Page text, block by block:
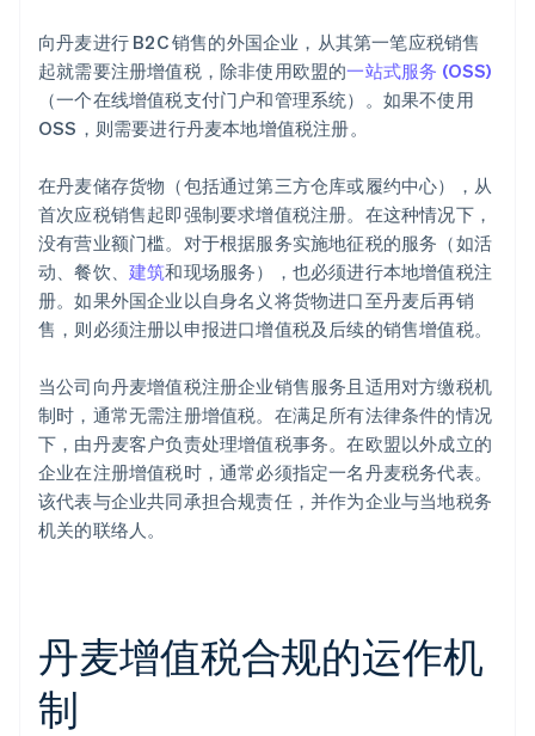
向丹麦进行 B2C 销售的外国企业，从其第一笔应税销售
起就需要注册增值税，除非使用欧盟的一站式服务 (OSS)
（一个在线增值税支付门户和管理系统）。如果不使用
OSS，则需要进行丹麦本地增值税注册。
在丹麦储存货物（包括通过第三方仓库或履约中心），从
首次应税销售起即强制要求增值税注册。在这种情况下，
没有营业额门槛。对于根据服务实施地征税的服务（如活
动、餐饮、 建筑和现场服务），也必须进行本地增值税注
册。如果外国企业以自身名义将货物进口至丹麦后再销
售，则必须注册以申报进口增值税及后续的销售增值税。
当公司向丹麦增值税注册企业销售服务且适用对方缴税机
制时，通常无需注册增值税。在满足所有法律条件的情况
下，由丹麦客户负责处理增值税事务。在欧盟以外成立的
企业在注册增值税时，通常必须指定一名丹麦税务代表。
该代表与企业共同承担合规责任，并作为企业与当地税务
机关的联络人。
丹麦增值税合规的运作机
制